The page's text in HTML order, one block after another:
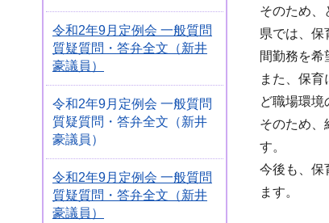
令和2年9月定例会 一般質問
質疑質問・答弁全文（新井
豪議員）
令和2年9月定例会 一般質問
質疑質問・答弁全文（新井
豪議員）
令和2年9月定例会 一般質問
質疑質問・答弁全文（新井
豪議員）
そのため、
県では、保
間勤務を希
また、保
ど職場環境
そのため、
す。
今後も、保
ます。